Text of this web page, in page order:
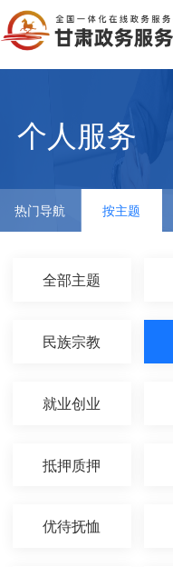
个人服务
热门导航 按主题
全部主题
民族宗教
就业创业
抵押质押
优待抚恤